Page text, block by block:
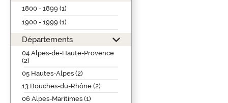
1800 - 1899 (1)
1900 - 1999 (1)
Départements
04 Alpes-de-Haute-Provence
(2)
05 Hautes-Alpes (2)
13 Bouches-du-Rhône (2)
06 Alpes-Maritimes (1)